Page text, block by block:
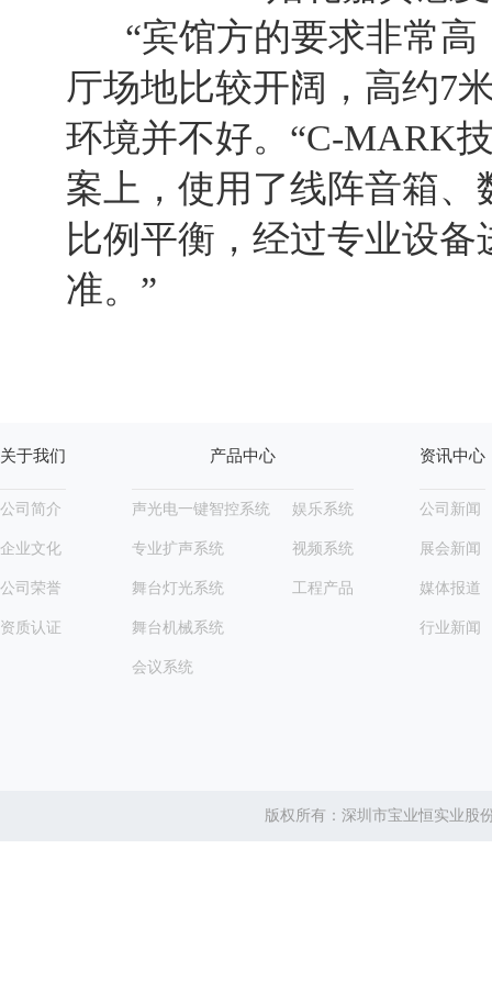
“宾馆方的要求非常高
厅场地比较开阔，高约7
环境并不好。“C-MARK
案上，使用了线阵音箱
比例平衡，经过专业设
准。”
关于我们
公司简介
企业文化
公司荣誉
资质认证
产品中心
声光电一键智控系统
专业扩声系统
舞台灯光系统
舞台机械系统
会议系统
娱乐系统
视频系统
工程产品
资讯中心
公司新闻
展会新闻
媒体报道
行业新闻
版权所有：深圳市宝业恒实业